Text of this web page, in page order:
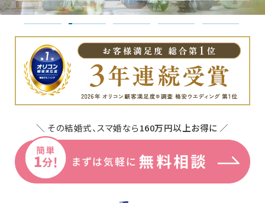
会場別見積例
装花・ドレス・料理
フェア＆キャンペーン
安さの秘密
＼ その結婚式、スマ婚なら160万円以上お得に ／